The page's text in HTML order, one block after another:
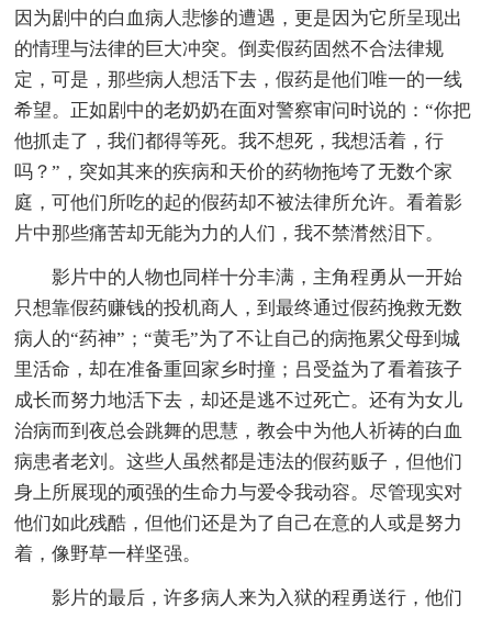
因为剧中的白血病人悲惨的遭遇，更是因为它所呈现出
的情理与法律的巨大冲突。倒卖假药固然不合法律规
定，可是，那些病人想活下去，假药是他们唯一的一线
希望。正如剧中的老奶奶在面对警察审问时说的：“你把
他抓走了，我们都得等死。我不想死，我想活着，行
吗？”，突如其来的疾病和天价的药物拖垮了无数个家
庭，可他们所吃的起的假药却不被法律所允许。看着影
片中那些痛苦却无能为力的人们，我不禁潸然泪下。
影片中的人物也同样十分丰满，主角程勇从一开始
只想靠假药赚钱的投机商人，到最终通过假药挽救无数
病人的“药神”；“黄毛”为了不让自己的病拖累父母到城
里活命，却在准备重回家乡时撞；吕受益为了看着孩子
成长而努力地活下去，却还是逃不过死亡。还有为女儿
治病而到夜总会跳舞的思慧，教会中为他人祈祷的白血
病患者老刘。这些人虽然都是违法的假药贩子，但他们
身上所展现的顽强的生命力与爱令我动容。尽管现实对
他们如此残酷，但他们还是为了自己在意的人或是努力
着，像野草一样坚强。
影片的最后，许多病人来为入狱的程勇送行，他们